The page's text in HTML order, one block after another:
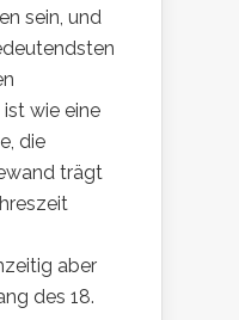
sein, und
ist wie eine
die
trägt
aber
des 18.